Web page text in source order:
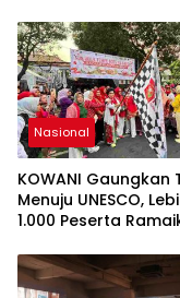
Politik dan Tidak
Dikooptasi oleh
Nasional
KOWANI Gaungkan
Menuju UNESCO,
1.000 Peserta
Pangan Nusantara